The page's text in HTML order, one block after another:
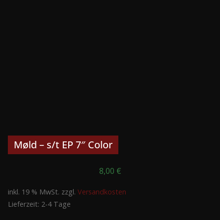
Møld – s/t EP 7″ Color
8,00 €
inkl. 19 % MwSt. zzgl. Versandkosten
Lieferzeit: 2-4 Tage